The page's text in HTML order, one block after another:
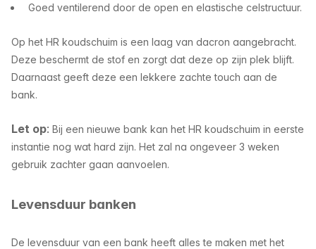
Goed ventilerend door de open en elastische celstructuur.
Op het HR koudschuim is een laag van dacron aangebracht.
Deze beschermt de stof en zorgt dat deze op zijn plek blijft.
Daarnaast geeft deze een lekkere zachte touch aan de
bank.
Let op: Bij een nieuwe bank kan het HR koudschuim in eerste
instantie nog wat hard zijn. Het zal na ongeveer 3 weken
gebruik zachter gaan aanvoelen.
Levensduur banken
De levensduur van een bank heeft alles te maken met het